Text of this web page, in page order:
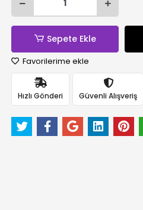
Sepete Ekle
Favorilerime ekle
Hızlı Gönderi Güvenli Alışveriş